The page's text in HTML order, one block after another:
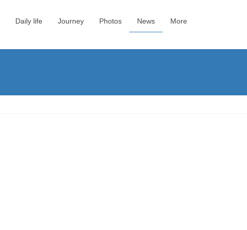
Daily life Journey Photos News More